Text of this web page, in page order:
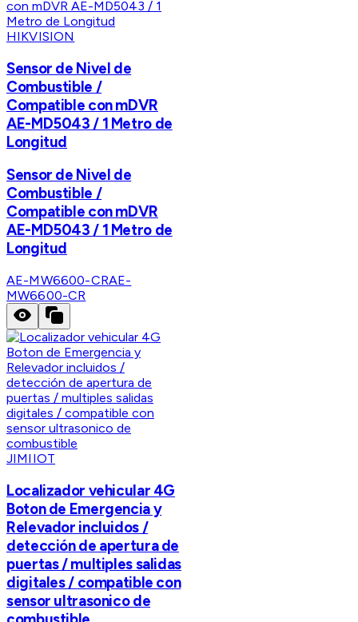
HIKVISION
Sensor de Nivel de
Combustible /
Compatible con mDVR
AE-MD5043 / 1 Metro de
Longitud
Sensor de Nivel de
Combustible /
Compatible con mDVR
AE-MD5043 / 1 Metro de
Longitud
AE-MW6600-CRAE-
MW6600-CR
JIMIIOT
Localizador vehicular 4G
Boton de Emergencia y
Relevador incluidos /
detección de apertura de
puertas / multiples salidas
digitales / compatible con
sensor ultrasonico de